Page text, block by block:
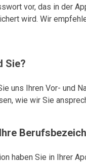
vor, das in der
wird. Wir
Sie?
uns Ihren Vor- und
wie wir Sie
haben Sie in Ihrer